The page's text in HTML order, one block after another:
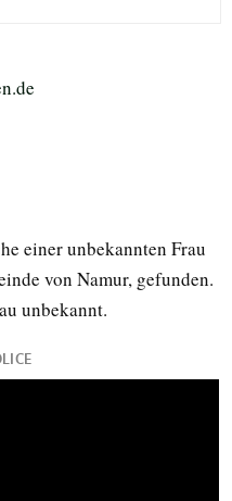
einer unbekannten Frau
von Namur, gefunden.
unbekannt.